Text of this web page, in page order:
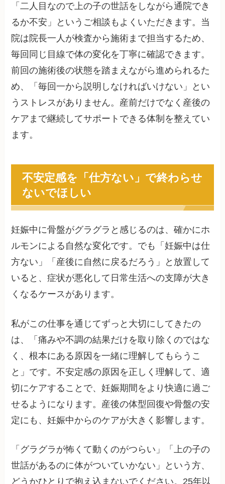
「二人目なので上の子の世話をしながら通院でき
るか不安」というご相談もよくいただきます。当
院は院長一人が検査から施術まで担当するため、
毎回同じ目線で体の変化を丁寧に確認できます。
前回の施術後の状態を踏まえながら進められるた
め、「毎回一から説明しなければいけない」とい
うストレスがありません。産前だけでなく産後の
ケアまで継続してサポートできる体制を整えてい
ます。
不安定感を「仕方ない」で終わらせ
ないでほしい
妊娠中に骨盤がグラグラと感じるのは、確かにホ
ルモンによる自然な変化です。でも「妊娠中は仕
方ない」「産後に自然に戻るだろう」と放置して
いると、症状が悪化して日常生活への支障が大き
くなるケースがあります。
私がこの仕事を通じてずっと大切にしてきたの
は、「痛みや不調の結果だけを取り除くのではな
く、根本にある原因を一緒に理解してもらうこ
と」です。不安定感の原因を正しく理解して、適
切にケアすることで、妊娠期間をより快適に過ご
せるようになります。産後の体型回復や骨盤の安
定にも、妊娠中からのケアが大きく影響します。
「グラグラが怖くて動くのがつらい」「上の子の
世話があるのに体がついていかない」という方、
どうかひとりで抱え込まないでください。25年以